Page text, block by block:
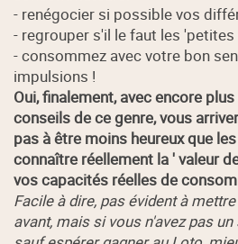
- renégocier si possible vos
- regrouper s'il le faut les 'petites
- consommez avec votre bon
impulsions !
Oui, finalement, avec encore
conseils de ce genre, vous
pas à être moins heureux que
connaître réellement la ' valeur
vos capacités réelles de
Facile à dire, pas évident à
avant, mais si vous n'avez pas